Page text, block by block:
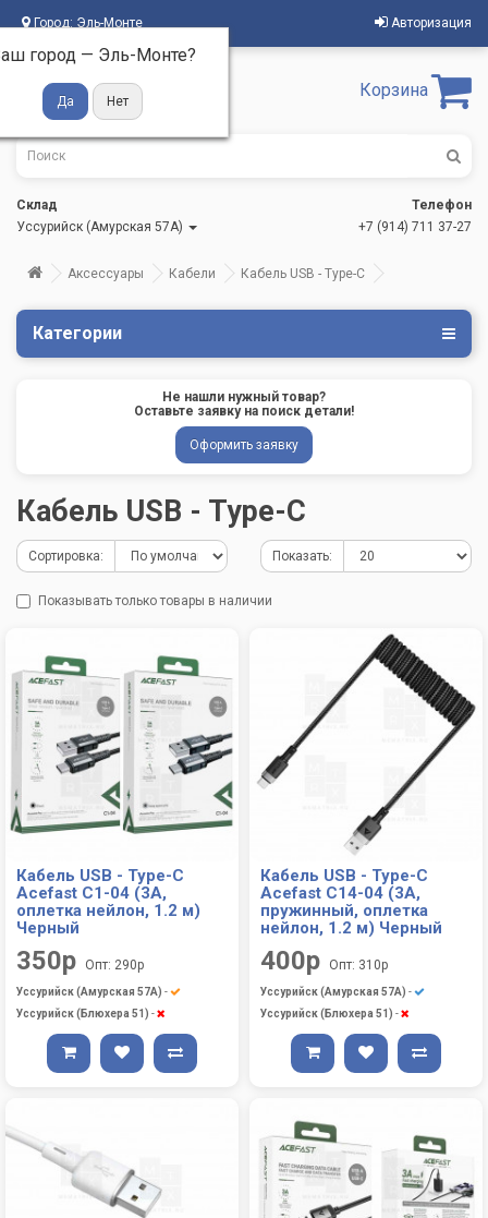
Город: Эль-Монте
город — Эль-Монте?
Авторизация
Корзина
Склад
Уссурийск (Амурская 57А)
Телефон
+7 (914) 711 37-27
Аксессуары Кабели Кабель USB - Type-C
Категории
Не нашли нужный товар?
Оставьте заявку на поиск детали!
Оформить заявку
Кабель USB - Type-C
Сортировка: Показать:
Показывать только товары в наличии
Кабель USB - Type-C
Acefast C1-04 (3A,
оплетка нейлон, 1.2 м)
Черный
350р Опт: 290р
Уссурийск (Амурская 57А) -
Уссурийск (Блюхера 51) -
Кабель USB - Type-C
Acefast C14-04 (3A,
пружинный, оплетка
нейлон, 1.2 м) Черный
400р Опт: 310р
Уссурийск (Амурская 57А) -
Уссурийск (Блюхера 51) -